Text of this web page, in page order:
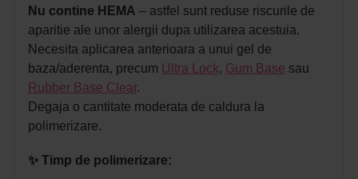
Nu contine HEMA – astfel sunt reduse riscurile de
aparitie ale unor alergii dupa utilizarea acestuia.
Necesita aplicarea anterioara a unui gel de
baza/aderenta, precum Ultra Lock, Gum Base sau
Rubber Base Clear.
Degaja o cantitate moderata de caldura la
polimerizare.
✨ Timp de polimerizare: